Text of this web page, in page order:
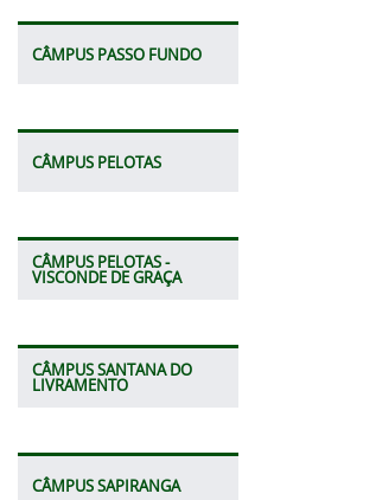
CÂMPUS PASSO FUNDO
CÂMPUS PELOTAS
CÂMPUS PELOTAS -
VISCONDE DE GRAÇA
CÂMPUS SANTANA DO
LIVRAMENTO
CÂMPUS SAPIRANGA